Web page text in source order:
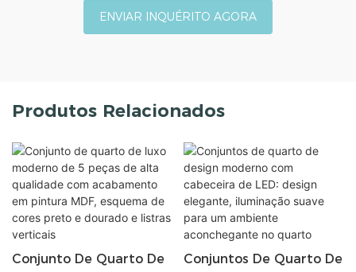
ENVIAR INQUÉRITO AGORA
Produtos Relacionados
Conjunto De Quarto De
Conjuntos De Quarto De